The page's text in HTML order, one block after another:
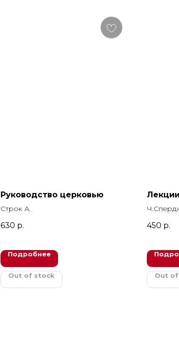
Руководство церковью
Строк А.
630 р.
Подробнее
Out of stock
450 р.
Out